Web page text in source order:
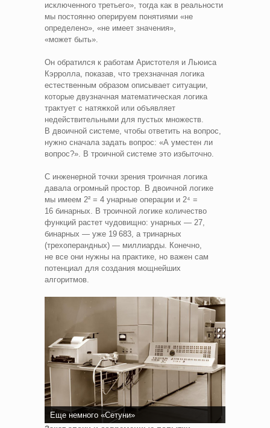
исключенного третьего», тогда как в реальности
мы постоянно оперируем понятиями «не
определено», «не имеет значения»,
«может быть».
Он обратился к работам Аристотеля и Льюиса
Кэрролла, показав, что трехзначная логика
естественным образом описывает ситуации,
которые двузначная математическая логика
трактует с натяжкой или объявляет
недействительными для пустых множеств.
В двоичной системе, чтобы ответить на вопрос,
нужно сначала задать вопрос: «А уместен ли
вопрос?». В троичной системе это избыточно.
С инженерной точки зрения троичная логика
давала огромный простор. В двоичной логике
мы имеем 2² = 4 унарные операции и 2⁴ =
16 бинарных. В троичной логике количество
функций растет чудовищно: унарных — 27,
бинарных — уже 19 683, а тринарных
(трехоперандных) — миллиарды. Конечно,
не все они нужны на практике, но важен сам
потенциал для создания мощнейших
алгоритмов.
Еще немного «Сетуни»